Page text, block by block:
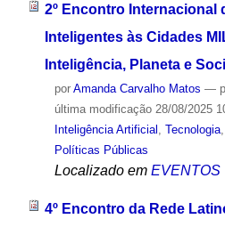
2º Encontro Internacional
Inteligentes às Cidades
Inteligência, Planeta e
por Amanda Carvalho Matos —
última modificação28/08/2025
Inteligência Artificial
Tecnologia,
Políticas Públicas
Localizado em EVENTOS
4º Encontro da Rede